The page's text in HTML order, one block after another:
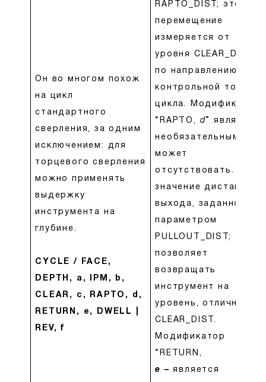
Он во многом похож
на цикл
стандартного
сверления, за одним
исключением: для
торцевого сверления
можно применять
выдержку
инструмента на
глубине.
CYCLE / FACE,
DEPTH, a, IPM, b,
CLEAR, c, RAPTO, d,
RETURN, e, DWELL |
REV, f
RAPTO_DIST; это
перемещение
измеряется от
уровня CLEAR_DIST
по направлению к
контрольной точке
цикла. Модификатор
“RAPTO, d” является
необязательным и
может
отсутствовать.
значение дистанции
выхода, заданное
параметром
PULLOUT_DIST;
позволяет
возвращать
инструмент на
уровень, отличный от
CLEAR_DIST.
Модификатор
“RETURN,
e – является